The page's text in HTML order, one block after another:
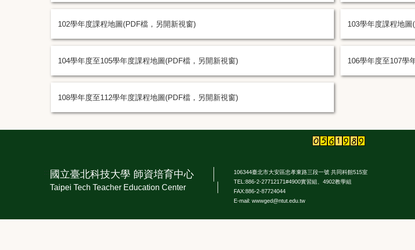
102學年度課程地圖(PDF檔，另開新視窗) 103學年度課程地
104學年度至105學年度課程地圖(PDF檔，另開新視窗) 106學年度至107學
108學年度至112學年度課程地圖(PDF檔，另開新視窗)
::: 國立臺北科技大學 師資培育中心
Taipei Tech Teacher Education Center
106344臺北市大安區忠孝東路三段一號 共同科館515室
TEL:886-2-27712171#4900實習組、4902教學組
FAX:886-2-87724044
E-mail: wwwged@ntut.edu.tw